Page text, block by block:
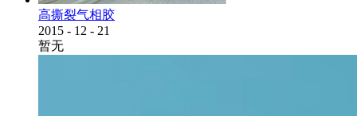
高撕裂气相胶
2015 - 12 - 21
暂无